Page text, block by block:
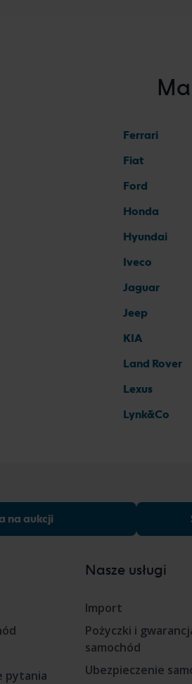
Ferrari
Fiat
Ford
Honda
Hyundai
Iveco
Jaguar
Jeep
KIA
Land Rover
Lexus
Lynk&Co
na aukcji
pytania
Nasze usługi
Import
Pożyczki i
samochód
Ubezpieczenie